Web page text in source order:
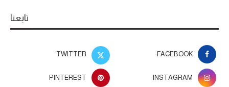
تابعنا
FACEBOOK
TWITTER
INSTAGRAM
PINTEREST